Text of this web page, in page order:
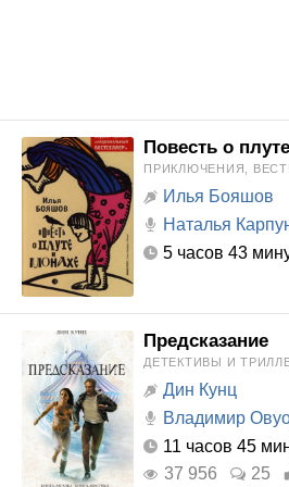
Повесть о
ПРИКЛЮЧЕНИЯ,
Илья Бояшов
Наталья
5 часов 43
Предсказание
ДЕТЕКТИВЫ И
Дин Кунц
Владимир
11 часов 45
37 956
25